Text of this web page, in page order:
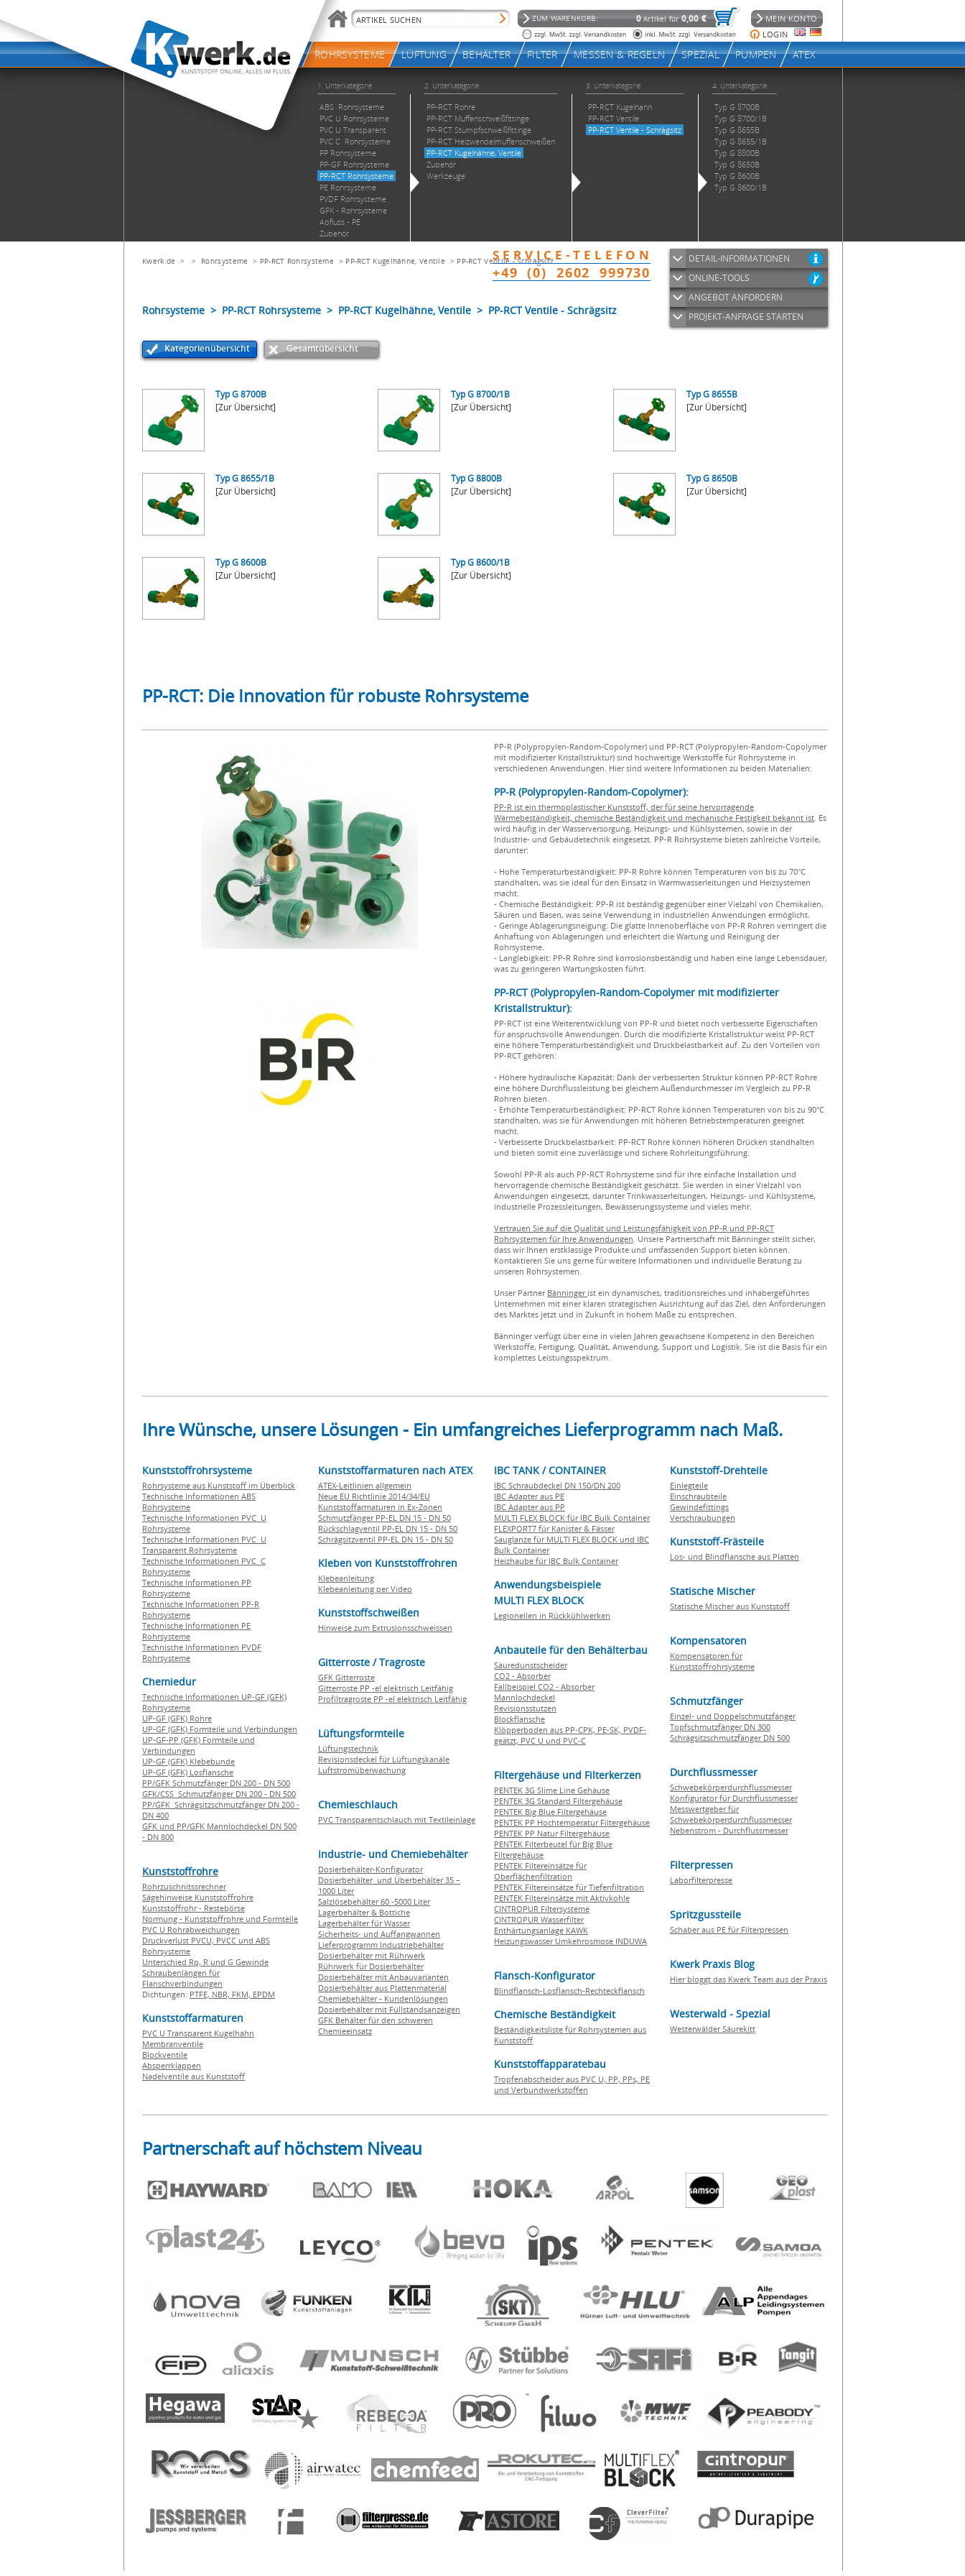
Kwerk.de > > Rohrsysteme > PP-RCT Rohrsysteme > PP-RCT Kugelhähne, Ventile > PP-RCT Ventile - Schrägsitz
Rohrsysteme > PP-RCT Rohrsysteme > PP-RCT Kugelhähne, Ventile > PP-RCT Ventile - Schrägsitz
Kategorienübersicht Gesamtübersicht
Typ G 8700B
[Zur Übersicht]
Typ G 8700/1B
[Zur Übersicht]
Typ G 8655B
[Zur Übersicht]
Typ G 8655/1B
[Zur Übersicht]
Typ G 8800B
[Zur Übersicht]
Typ G 8650B
[Zur Übersicht]
Typ G 8600B
[Zur Übersicht]
Typ G 8600/1B
[Zur Übersicht]
PP-RCT: Die Innovation für robuste Rohrsysteme
PP-R (Polypropylen-Random-Copolymer) und PP-RCT (Polypropylen-Random-Copolymer
mit modifizierter Kristallstruktur) sind hochwertige Werkstoffe für Rohrsysteme in
verschiedenen Anwendungen. Hier sind weitere Informationen zu beiden Materialien:
PP-R (Polypropylen-Random-Copolymer):
PP-R ist ein thermoplastischer Kunststoff, der für seine hervorragende
Wärmebeständigkeit, chemische Beständigkeit und mechanische Festigkeit bekannt ist. Es
wird häufig in der Wasserversorgung, Heizungs- und Kühlsystemen, sowie in der
Industrie- und Gebäudetechnik eingesetzt. PP-R Rohrsysteme bieten zahlreiche Vorteile,
darunter:
- Hohe Temperaturbeständigkeit: PP-R Rohre können Temperaturen von bis zu 70°C
standhalten, was sie ideal für den Einsatz in Warmwasserleitungen und Heizsystemen
macht.
- Chemische Beständigkeit: PP-R ist beständig gegenüber einer Vielzahl von Chemikalien,
Säuren und Basen, was seine Verwendung in industriellen Anwendungen ermöglicht.
- Geringe Ablagerungsneigung: Die glatte Innenoberfläche von PP-R Rohren verringert die
Anhaftung von Ablagerungen und erleichtert die Wartung und Reinigung der
Rohrsysteme.
- Langlebigkeit: PP-R Rohre sind korrosionsbeständig und haben eine lange Lebensdauer,
was zu geringeren Wartungskosten führt.
PP-RCT (Polypropylen-Random-Copolymer mit modifizierter
Kristallstruktur):
PP-RCT ist eine Weiterentwicklung von PP-R und bietet noch verbesserte Eigenschaften
für anspruchsvolle Anwendungen. Durch die modifizierte Kristallstruktur weist PP-RCT
eine höhere Temperaturbeständigkeit und Druckbelastbarkeit auf. Zu den Vorteilen von
PP-RCT gehören:
- Höhere hydraulische Kapazität: Dank der verbesserten Struktur können PP-RCT Rohre
eine höhere Durchflussleistung bei gleichem Außendurchmesser im Vergleich zu PP-R
Rohren bieten.
- Erhöhte Temperaturbeständigkeit: PP-RCT Rohre können Temperaturen von bis zu 90°C
standhalten, was sie für Anwendungen mit höheren Betriebstemperaturen geeignet
macht.
- Verbesserte Druckbelastbarkeit: PP-RCT Rohre können höheren Drücken standhalten
und bieten somit eine zuverlässige und sichere Rohrleitungsführung.
Sowohl PP-R als auch PP-RCT Rohrsysteme sind für ihre einfache Installation und
hervorragende chemische Beständigkeit geschätzt. Sie werden in einer Vielzahl von
Anwendungen eingesetzt, darunter Trinkwasserleitungen, Heizungs- und Kühlsysteme,
industrielle Prozessleitungen, Bewässerungssysteme und vieles mehr.
Vertrauen Sie auf die Qualität und Leistungsfähigkeit von PP-R und PP-RCT
Rohrsystemen für Ihre Anwendungen. Unsere Partnerschaft mit Bänninger stellt sicher,
dass wir Ihnen erstklassige Produkte und umfassenden Support bieten können.
Kontaktieren Sie uns gerne für weitere Informationen und individuelle Beratung zu
unseren Rohrsystemen.
Unser Partner Bänninger ist ein dynamisches, traditionsreiches und inhabergeführtes
Unternehmen mit einer klaren strategischen Ausrichtung auf das Ziel, den Anforderungen
des Marktes jetzt und in Zukunft in hohem Maße zu entsprechen.
Bänninger verfügt über eine in vielen Jahren gewachsene Kompetenz in den Bereichen
Werkstoffe, Fertigung, Qualität, Anwendung, Support und Logistik. Sie ist die Basis für ein
komplettes Leistungsspektrum.
Ihre Wünsche, unsere Lösungen - Ein umfangreiches Lieferprogramm nach Maß.
Kunststoffrohrsysteme
Rohrsysteme aus Kunststoff im Überblick
Technische Informationen ABS
Rohrsysteme
Technische Informationen PVC U
Rohrsysteme
Technische Informationen PVC U
Transparent Rohrsysteme
Technische Informationen PVC C
Rohrsysteme
Technische Informationen PP
Rohrsysteme
Technische Informationen PP-R
Rohrsysteme
Technische Informationen PE
Rohrsysteme
Technische Informationen PVDF
Rohrsysteme
Chemiedur
Technische Informationen UP-GF (GFK)
Rohrsysteme
UP-GF (GFK) Rohre
UP-GF (GFK) Formteile und Verbindungen
UP-GF-PP (GFK) Formteile und
Verbindungen
UP-GF (GFK) Klebebunde
UP-GF (GFK) Losflansche
PP/GFK Schmutzfänger DN 200 - DN 500
GFK/CSS Schmutzfänger DN 200 - DN 500
PP/GFK Schrägsitzschmutzfänger DN 200 -
DN 400
GFK und PP/GFK Mannlochdeckel DN 500
- DN 800
Kunststoffrohre
Rohrzuschnitssrechner
Sägehinweise Kunststoffrohre
Kunststoffrohr - Restebörse
Normung - Kunststoffrohre und Formteile
PVC U Rohrabweichungen
Druckverlust PVCU, PVCC und ABS
Rohrsysteme
Unterschied Rp, R und G Gewinde
Schraubenlängen für
Flanschverbindungen
Dichtungen: PTFE, NBR, FKM, EPDM
Kunststoffarmaturen
PVC U Transparent Kugelhahn
Membranventile
Blockventile
Absperrklappen
Nadelventile aus Kunststoff
Kunststoffarmaturen nach ATEX
ATEX-Leitlinien allgemein
Neue EU Richtlinie 2014/34/EU
Kunststoffarmaturen in Ex-Zonen
Schmutzfänger PP-EL DN 15 - DN 50
Rückschlagventil PP-EL DN 15 - DN 50
Schrägsitzventil PP-EL DN 15 - DN 50
Kleben von Kunststoffrohren
Klebeanleitung
Klebeanleitung per Video
Kunststoffschweißen
Hinweise zum Extrusionsschweissen
Gitterroste / Tragroste
GFK Gitterroste
Gitterroste PP -el elektrisch Leitfähig
Profiltragroste PP -el elektrisch Leitfähig
Lüftungsformteile
Lüftungstechnik
Revisionsdeckel für Lüftungskanäle
Luftstromüberwachung
Chemieschlauch
PVC Transparentschlauch mit Textileinlage
Industrie- und Chemiebehälter
Dosierbehälter-Konfigurator
Dosierbehälter und Überbehälter 35 –
1000 Liter
Salzlösebehälter 60 -5000 Liter
Lagerbehälter & Bottiche
Lagerbehälter für Wasser
Sicherheits- und Auffangwannen
Lieferprogramm Industriebehälter
Dosierbehälter mit Rührwerk
Rührwerk für Dosierbehälter
Dosierbehälter mit Anbauvarianten
Dosierbehälter aus Plattenmaterial
Chemiebehälter - Kundenlösungen
Dosierbehälter mit Füllstandsanzeigen
GFK Behälter für den schweren
Chemieeinsatz
IBC TANK / CONTAINER
IBC Schraubdeckel DN 150/DN 200
IBC Adapter aus PE
IBC Adapter aus PP
MULTI FLEX BLOCK für IBC Bulk Container
FLEXPORT7 für Kanister & Fässer
Sauglanze für MULTI FLEX BLOCK und IBC
Bulk Container
Heizhaube für IBC Bulk Container
Anwendungsbeispiele
MULTI FLEX BLOCK
Legionellen in Rückkühlwerken
Anbauteile für den Behälterbau
Säuredunstscheider
CO2 - Absorber
Fallbeispiel CO2 - Absorber
Mannlochdeckel
Revisionsstutzen
Blockflansche
Klöpperboden aus PP-CPK, PE-SK, PVDF-
geätzt, PVC U und PVC-C
Filtergehäuse und Filterkerzen
PENTEK 3G Slime Line Gehäuse
PENTEK 3G Standard Filtergehäuse
PENTEK Big Blue Filtergehäuse
PENTEK PP Hochtemperatur Filtergehäuse
PENTEK PP Natur Filtergehäuse
PENTEK Filterbeutel für Big Blue
Filtergehäuse
PENTEK Filtereinsätze für
Oberflächenfiltration
PENTEK Filtereinsätze für Tiefenfiltration
PENTEK Filtereinsätze mit Aktivkohle
CINTROPUR Filtersysteme
CINTROPUR Wasserfilter
Enthärtungsanlage KAWK
Heizungswasser Umkehrosmose INDUWA
Flansch-Konfigurator
Blindflansch-Losflansch-Rechteckflansch
Chemische Beständigkeit
Beständigkeitsliste für Rohrsystemen aus
Kunststoff
Kunststoffapparatebau
Tropfenabscheider aus PVC U, PP, PPs, PE
und Verbundwerkstoffen
Kunststoff-Drehteile
Einlegteile
Einschraubteile
Gewindefittings
Verschraubungen
Kunststoff-Frästeile
Los- und Blindflansche aus Platten
Statische Mischer
Statische Mischer aus Kunststoff
Kompensatoren
Kompensatoren für
Kunststoffrohrsysteme
Schmutzfänger
Einzel- und Doppelschmutzfänger
Topfschmutzfänger DN 300
Schrägsitzschmutzfänger DN 500
Durchflussmesser
Schwebekörperdurchflussmesser
Konfigurator für Durchflussmesser
Messwertgeber für
Schwebekörperdurchflussmesser
Nebenstrom - Durchflussmesser
Filterpressen
Laborfilterpresse
Spritzgussteile
Schaber aus PE für Filterpressen
Kwerk Praxis Blog
Hier bloggt das Kwerk Team aus der Praxis
Westerwald - Spezial
Westerwälder Säurekitt
Partnerschaft auf höchstem Niveau
DETAIL-INFORMATIONEN
ONLINE-TOOLS
ANGEBOT ANFORDERN
PROJEKT-ANFRAGE STARTEN